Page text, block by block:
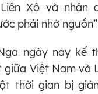
Xô và nhân
phải nhớ
ngày nay kế
giữa Việt Nam và
thời gian bị